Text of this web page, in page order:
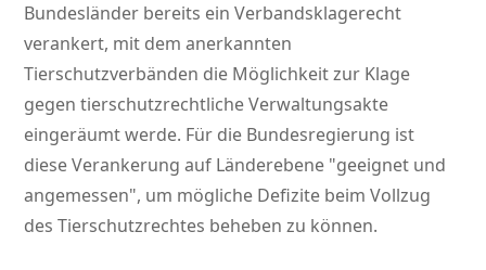
Bundesländer bereits ein Verbandsklagerecht
verankert, mit dem anerkannten
Tierschutzverbänden die Möglichkeit zur Klage
gegen tierschutzrechtliche Verwaltungsakte
eingeräumt werde. Für die Bundesregierung ist
diese Verankerung auf Länderebene geeignet und
angemessen , um mögliche Defizite beim Vollzug
des Tierschutzrechtes beheben zu können.